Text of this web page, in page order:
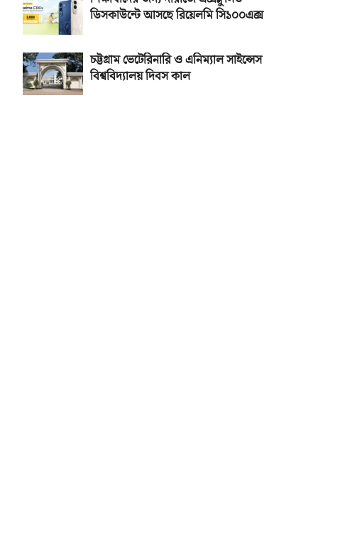
ডিসকাউন্টে আসছে রিয়েলমি সি১০০এক্স
চট্টগ্রাম ভেটেরিনারি ও এনিম্যাল সাইন্সেস
বিশ্ববিদ্যালয় দিবস কাল